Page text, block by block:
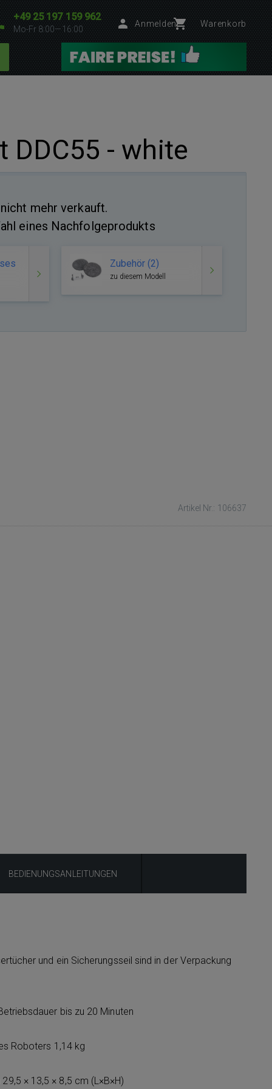
+49 25 197 159 962
Mo-Fr 8:00—16:00
Anmelden Warenkorb
DDC55 - white
mehr verkauft.
eines Nachfolgeprodukts
Zubehör (2)
zu diesem Modell
Artikel Nr.: 106637
BEDIENUNGSANLEITUNGEN
und ein Sicherungsseil sind in der Verpackung
bis zu 20 Minuten
Roboters 1,14 kg
× 13,5 × 8,5 cm (L×B×H)